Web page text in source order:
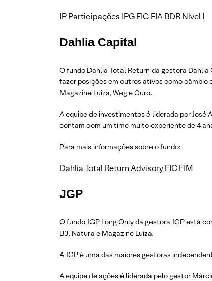
IP Participações IPG FIC FIA BDR Nível I
Dahlia Capital
O fundo Dahlia Total Return da gestora
fazer posições em outros ativos como câmbio
Magazine Luiza, Weg e Ouro.
A equipe de investimentos é liderada por José
contam com um time muito experiente de 4
Para mais informações sobre o fundo:
Dahlia Total Return Advisory FIC FIM
JGP
O fundo JGP Long Only da gestora JGP está
B3, Natura e Magazine Luiza.
A JGP é uma das maiores gestoras
A equipe de ações é liderada pelo gestor